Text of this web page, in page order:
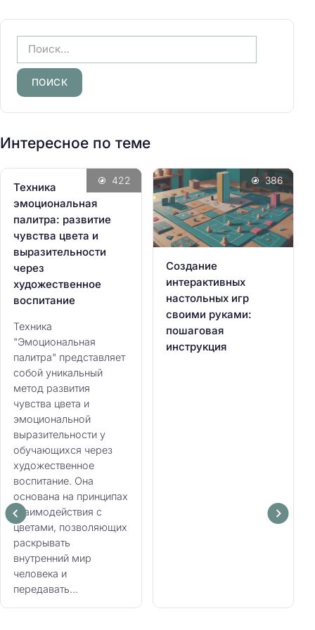
а
й
т
и
Интересное по теме
Техника
эмоциональная
палитра: развитие
чувства цвета и
выразительности
через
художественное
воспитание
Техника
"Эмоциональная
палитра" представляет
собой уникальный
метод развития
чувства цвета и
эмоциональной
выразительности у
обучающихся через
художественное
воспитание. Она
основана на принципах
взаимодействия с
цветами, позволяющих
раскрывать
внутренний мир
человека и
передавать...
422
Создание
интерактивных
настольных игр
своими руками:
пошаговая
инструкция
386